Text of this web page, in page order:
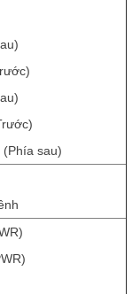
(Phía sau)